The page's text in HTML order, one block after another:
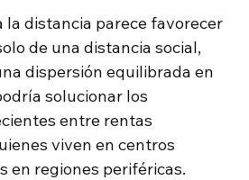
la distancia parece favorecer
de una distancia social,
dispersión equilibrada en
solucionar los
entre rentas
viven en centros
en regiones periféricas.